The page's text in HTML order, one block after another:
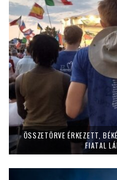
ÖSSZETÖRVE ÉRKEZETT,
FIATAL